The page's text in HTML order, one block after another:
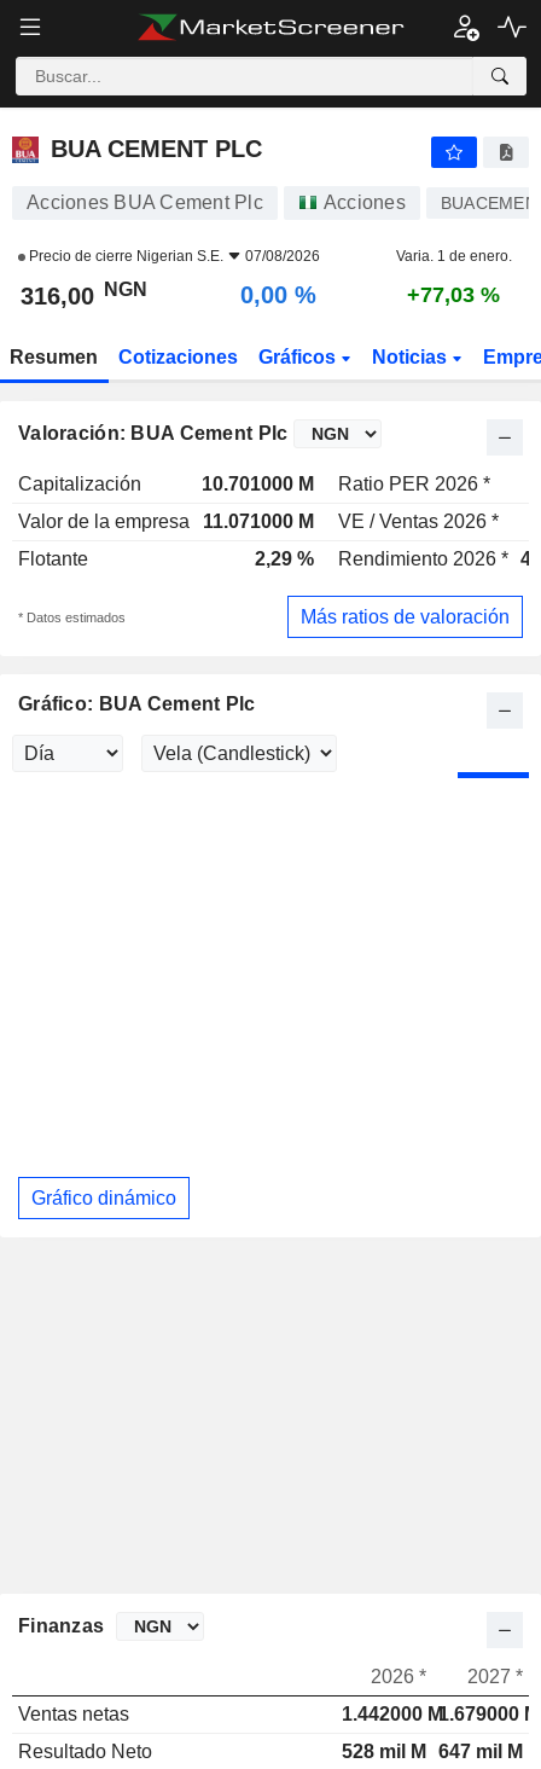
BUA CEMENT PLC
BUA CEMENT PLC
Acciones BUA Cement Plc Acciones
Precio de cierre Nigerian S.E. 07/08/2026 Varia. 1 de enero.
316,00 NGN 0,00 % +77,03 %
Resumen Cotizaciones Gráficos Noticias
Valoración: BUA Cement Plc
Capitalización 10.701000 M Ratio PER 2026 *
Valor de la empresa
11.071000 M VE / Ventas 2026 *
Flotante
2,29 % Rendimiento 2026 *
* Datos estimados Más ratios de valoración
Gráfico: BUA Cement Plc
Gráfico dinámico
Finanzas
2026 *
2027 *
Ventas netas
1.442000 M1.679000 M
Resultado Neto
528 mil M
647 mil M